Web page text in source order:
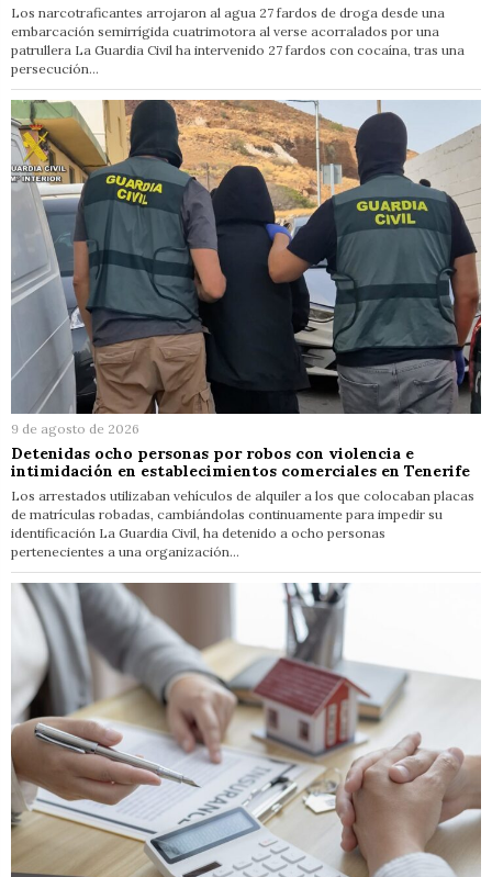
Los narcotraficantes arrojaron al agua 27 fardos de droga desde una
embarcación semirrígida cuatrimotora al verse acorralados por una
patrullera La Guardia Civil ha intervenido 27 fardos con cocaína, tras una
persecución…
9 de agosto de 2026
Detenidas ocho personas por robos con violencia e
intimidación en establecimientos comerciales en Tenerife
Los arrestados utilizaban vehículos de alquiler a los que colocaban placas
de matrículas robadas, cambiándolas continuamente para impedir su
identificación La Guardia Civil, ha detenido a ocho personas
pertenecientes a una organización…